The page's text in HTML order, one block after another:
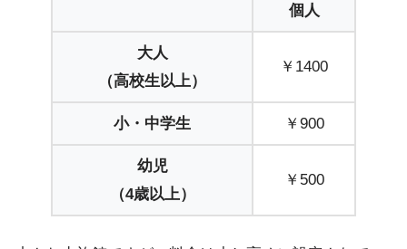
個人
大人
（高校生以上）
￥1400
小・中学生 ￥900
幼児
（4歳以上）
￥500